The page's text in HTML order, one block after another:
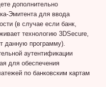
дополнительно
Эмитента для ввода
(в случае если банк,
технологию 3DSecure,
данную программу).
аутентификации
для обеспечения
по банковским картам